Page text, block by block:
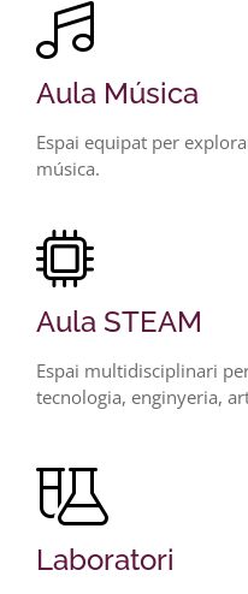
Aula Música
Espai equipat per
música.
Aula STEAM
Espai multidisciplinari
tecnologia, enginyeria,
Laboratori